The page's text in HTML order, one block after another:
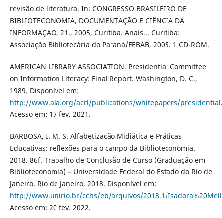
revisão de literatura. In: CONGRESSO BRASILEIRO DE
BIBLIOTECONOMIA, DOCUMENTAÇÃO E CIÊNCIA DA
INFORMAÇAO, 21., 2005, Curitiba. Anais... Curitiba:
Associação Bibliotecária do Paraná/FEBAB, 2005. 1 CD-ROM.
AMERICAN LIBRARY ASSOCIATION. Presidential Committee
on Information Literacy: Final Report. Washington, D. C.,
1989. Disponível em:
http://www.ala.org/acrl/publications/whitepapers/presidential.
Acesso em: 17 fev. 2021.
BARBOSA, I. M. S. Alfabetização Midiática e Práticas
Educativas: reflexões para o campo da Biblioteconomia.
2018. 86f. Trabalho de Conclusão de Curso (Graduação em
Biblioteconomia) – Universidade Federal do Estado do Rio de
Janeiro, Rio de Janeiro, 2018. Disponível em:
http://www.unirio.br/cchs/eb/arquivos/2018.1/
Acesso em: 20 fev. 2022.